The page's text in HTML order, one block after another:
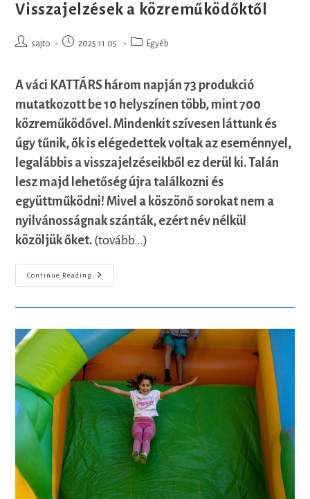
Visszajelzések a közreműködőktől
Post
sajto
Post 2025.11.05.
Post Egyéb
A váci KATTÁRS három napján 73 produkció
mutatkozott be 10 helyszínen több, mint 700
közreműködővel. Mindenkit szívesen láttunk és
úgy tűnik, ők is elégedettek voltak az eseménnyel,
legalábbis a visszajelzéseikből ez derül ki. Talán
lesz majd lehetőség újra találkozni és
együttműködni! Mivel a köszönő sorokat nem a
nyilvánosságnak szánták, ezért név nélkül
közöljük őket. (tovább…)
Continue ReadingVisszajelzések
A